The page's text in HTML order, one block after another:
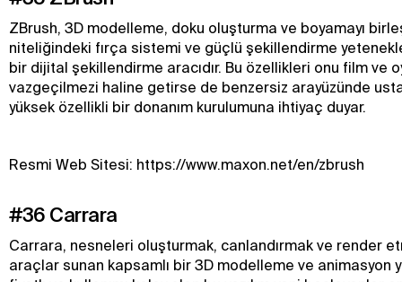
ZBrush, 3D modelleme, doku oluşturma ve boyamayı
niteliğindeki fırça sistemi ve güçlü şekillendirme
bir dijital şekillendirme aracıdır. Bu özellikleri onu film ve
vazgeçilmezi haline getirse de benzersiz arayüzünde
yüksek özellikli bir donanım kurulumuna ihtiyaç duyar.
Resmi Web Sitesi: https://www.maxon.net/en/zbrush
#36 Carrara
Carrara, nesneleri oluşturmak, canlandırmak ve render
araçlar sunan kapsamlı bir 3D modelleme ve animasyon